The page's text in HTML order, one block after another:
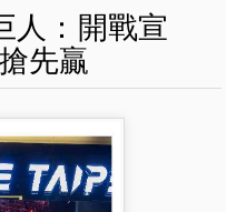
套票」先搶先贏
人：開戰宣
先贏